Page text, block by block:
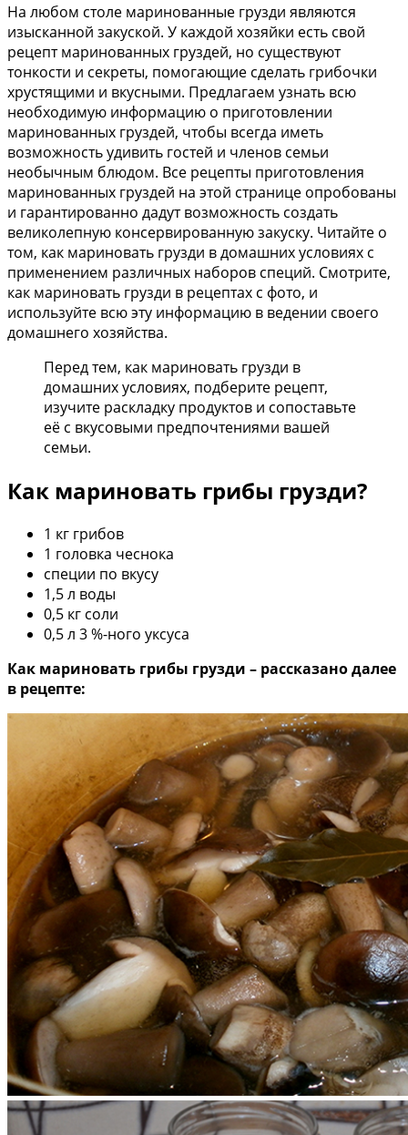
На любом столе маринованные грузди являются
изысканной закуской. У каждой хозяйки есть свой
рецепт маринованных груздей, но существуют
тонкости и секреты, помогающие сделать грибочки
хрустящими и вкусными. Предлагаем узнать всю
необходимую информацию о приготовлении
маринованных груздей, чтобы всегда иметь
возможность удивить гостей и членов семьи
необычным блюдом. Все рецепты приготовления
маринованных груздей на этой странице опробованы
и гарантированно дадут возможность создать
великолепную консервированную закуску. Читайте о
том, как мариновать грузди в домашних условиях с
применением различных наборов специй. Смотрите,
как мариновать грузди в рецептах с фото, и
используйте всю эту информацию в ведении своего
домашнего хозяйства.
Перед тем, как мариновать грузди в
домашних условиях, подберите рецепт,
изучите раскладку продуктов и сопоставьте
её с вкусовыми предпочтениями вашей
семьи.
Как мариновать грибы грузди?
1 кг грибов
1 головка чеснока
специи по вкусу
1,5 л воды
0,5 кг соли
0,5 л 3 %-ного уксуса
Как мариновать грибы грузди – рассказано далее
в рецепте: